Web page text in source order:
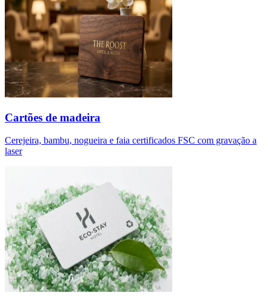
Cartões de madeira
Cerejeira, bambu, nogueira e faia certificados FSC com gravação a
laser